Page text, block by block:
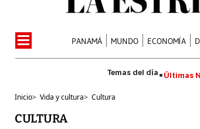
PANAMÁ MUNDO ECONOMÍA
Últimas
Inicio> Vida y cultura> Cultura
CULTURA